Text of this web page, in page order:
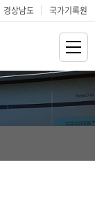
경상남도 국가기록원